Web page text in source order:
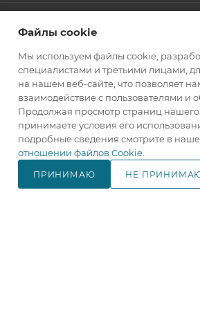
+7(800)707-67-
ЗАКАЗАТЬ
105122, г. Москва, м.
(МЦК Локомотив),
шоссе дом 3, стр. 1,
Хобби", корпус Б, 4
Файлы cookie
Мы используем файлы cookie,
специалистами и третьими лицами,
на нашем веб-сайте, что позволяет
взаимодействие с пользователями и
Продолжая просмотр страниц нашего
принимаете условия его
подробные сведения смотрите в
отношении файлов Cookie
ПРИНИМАЮ НЕ